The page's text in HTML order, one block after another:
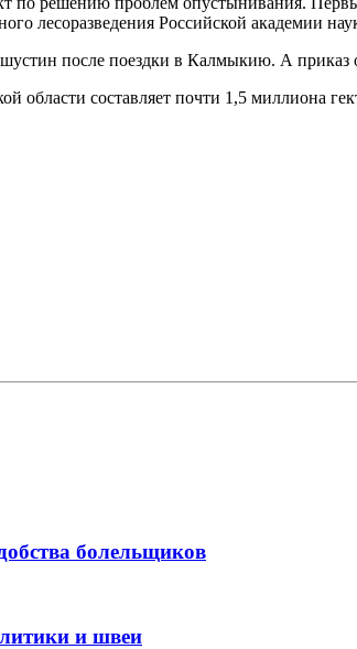
лесоразведения Российской академии
после поездки в Калмыкию. А приказ
области составляет почти 1,5 миллиона
болельщиков
и швеи